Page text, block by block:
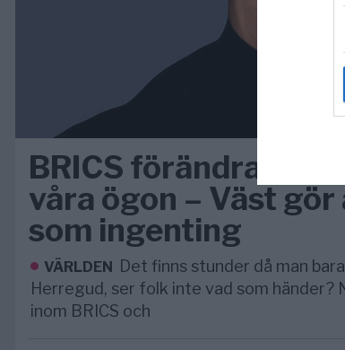
BRICS förändrar
våra ögon – Väst
som ingenting
VÄRLDEN Det finns stunder då man
Herregud, ser folk inte vad som händer?
inom BRICS och